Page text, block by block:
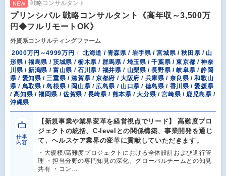
NEW 戦略コンサルタント
プリンシパル 戦略コンサルタント《高年収～3,500万
円◆フルリモートOK》
外資系コンサルティングファーム
2000万円～4999万円
北海道 / 青森県 / 岩手県 / 宮城県 / 秋田県 / 山
形県 / 福島県 / 茨城県 / 栃木県 / 群馬県 / 埼玉県 / 千葉県 / 東京都 / 神奈
川県 / 新潟県 / 富山県 / 石川県 / 福井県 / 山梨県 / 長野県 / 岐阜県 / 静岡
県 / 愛知県 / 三重県 / 滋賀県 / 京都府 / 大阪府 / 兵庫県 / 奈良県 / 和歌山
県 / 鳥取県 / 島根県 / 岡山県 / 広島県 / 山口県 / 徳島県 / 香川県 / 愛媛県
/ 高知県 / 福岡県 / 佐賀県 / 長崎県 / 熊本県 / 大分県 / 宮崎県 / 鹿児島県 /
沖縄県
仕事
内容
【新規事業や業界変革を経営視点でリード】 高難度プロ
ジェクトの統括、C-levelとの関係構築、事業開発を通じ
て、ヘルスケア業界の変革に貢献していただきます。
・大規模/高難度プロジェクトにおける全体設計および進行管
理 ・担当分野の専門知見の深化、グローバルチームとの知見
共有 ・コン…